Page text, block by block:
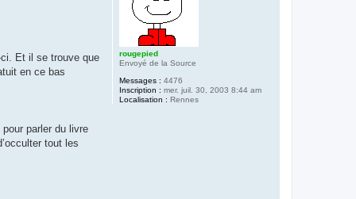
rougepied
Envoyé de la Source
Messages : 4476
Inscription : mer. juil. 30, 2003 8:44 am
Localisation : Rennes
Et il se trouve que
en ce bas
parler du livre
tout les